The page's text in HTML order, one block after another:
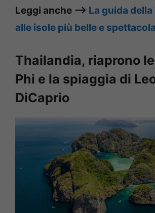
Leggi anche –> La guida
alle isole più belle e
Thailandia, riaprono
Phi e la spiaggia di
DiCaprio